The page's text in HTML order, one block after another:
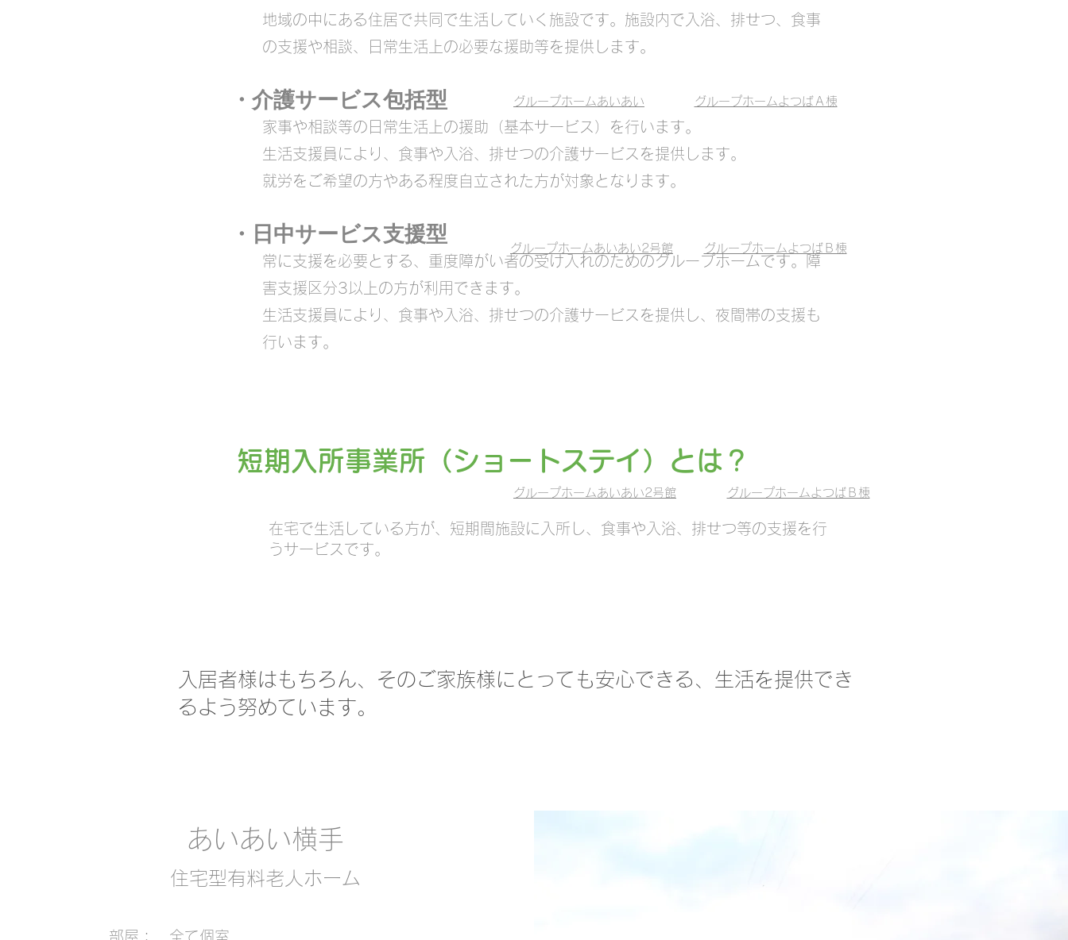
​地域の中にある住居で共同で生活していく施設です。施設内で入浴、排せつ、食事
の支援や相談、日常生活上の必要な援助等を提供します。
・介護サービス包括型​
家事や相談等の日常生活上の援助（基本サービス）を行います。
生活支援員により、食事や入浴、排せつの介護サービスを提供します。
就労をご希望の方やある程度自立された方が対象となります。
・日中サービス支援型
常に支援を必要とする、重度障がい者の受け入れのためのグループホームです。障
害支援区分3以上の方が利用できます。
生活支援員により、食事や入浴、排せつの介護サービスを提供し、夜間帯の支援も
行います。
グループホームあいあい グループホームよつばＡ棟
グループホームあいあい2号館 グループホームよつばＢ棟
​短期入所事業所（ショートステイ）とは？
在宅で生活している方が、短期間施設に入所し、食事や入浴、排せつ等の支援を行
うサービスです。
グループホームあいあい2号館 グループホームよつばＢ棟
入居者様はもちろん、そのご家族様にとっても安心できる、生活を提供でき
るよう努めています。
​あいあい横手
​住宅型有料老人ホーム
​部屋： 全て個室